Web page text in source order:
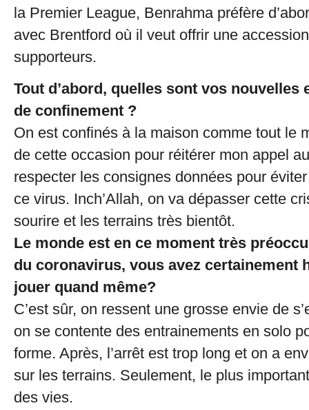
la Premier League, Benrahma préfère
avec Brentford où il veut offrir une
supporteurs.
Tout d’abord, quelles sont vos nouvelles
de confinement ?
On est confinés à la maison comme tout le
de cette occasion pour réitérer mon appel
respecter les consignes données pour
ce virus. Inch’Allah, on va dépasser cette
sourire et les terrains très bientôt.
Le monde est en ce moment très
du coronavirus, vous avez certainement
jouer quand même?
C’est sûr, on ressent une grosse envie de
on se contente des entrainements en solo
forme. Après, l’arrêt est trop long et on a
sur les terrains. Seulement, le plus
des vies.